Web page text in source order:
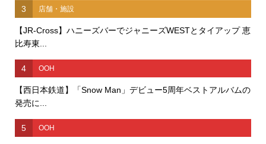
3 店舗・施設
【JR-Cross】ハニーズバーでジャニーズWESTとタイアップ 恵
比寿東...
4 OOH
【西日本鉄道】「Snow Man」デビュー5周年ベストアルバムの
発売に...
5 OOH